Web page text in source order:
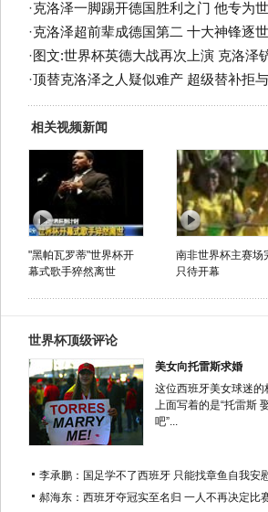
·克洛泽一脚踢开德国胜利之门 他专为
·克洛泽超前辈成德国第二 十大神锋逐
· 图文:世界杯英德大战再次上演 克洛泽
·顶替克洛泽之人疑似难产 超级替补拒
相关视频新闻
"黑帕瓦罗蒂"世界杯开
幕式歌手猝然离世
南非世界杯主赛场
只待开幕
世界杯顶级评论
美女向托雷斯求婚
这位西班牙美女球迷的
上面写着的是“托雷斯
吧”...
李承鹏：国足学不了西班牙 只能找章鱼自我安
郝海东：西班牙夺冠实至名归 一人不再决定比